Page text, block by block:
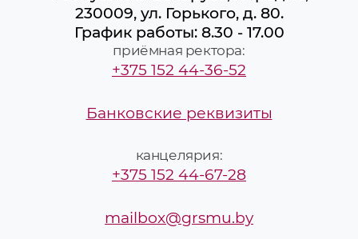
230009, ул. Горького, д. 80.
График работы: 8.30 - 17.00
приёмная ректора:
+375 152 44-36-52
Банковские реквизиты
канцелярия:
+375 152 44-67-28
mailbox@grsmu.by